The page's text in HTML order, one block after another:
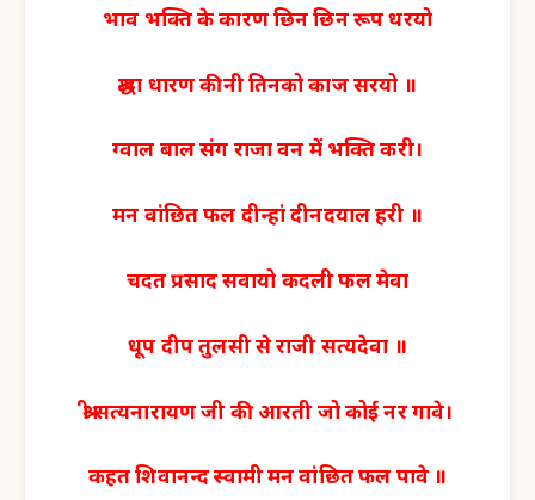
भाव भक्ति के कारण छिन छिन रूप धरयो
श्रद्धा धारण कीनी तिनको काज सरयो ॥
ग्वाल बाल संग राजा वन में भक्ति करी।
मन वांछित फल दीन्हां दीनदयाल हरी ॥
चदत प्रसाद सवायो कदली फल मेवा
धूप दीप तुलसी से राजी सत्यदेवा ॥
श्री सत्यनारायण जी की आरती जो कोई नर गावे।
कहत शिवानन्द स्वामी मन वांछित फल पावे ॥